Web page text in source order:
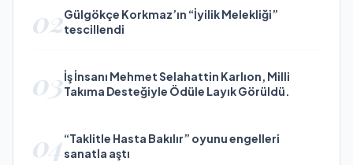
02Gülgökçe Korkmaz’ın “İyilik Melekliği”
tescillendi
03İş İnsanı Mehmet Selahattin Karlıon, Milli
Takıma Desteğiyle Ödüle Layık Görüldü.
04“Taklitle Hasta Bakılır” oyunu engelleri
sanatla aştı